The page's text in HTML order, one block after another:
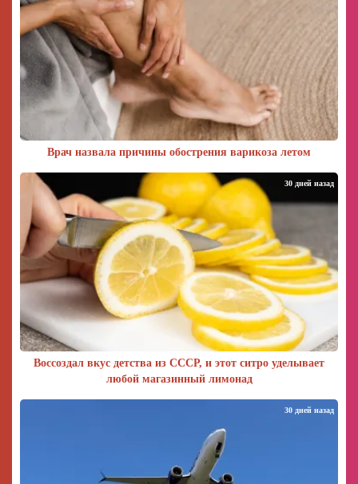
Врач назвала причины обострения варикоза летом
Воссоздал вкус детства из СССР, и этот ситро уделывает
любой магазинный лимонад
30 дней назад
30 дней назад